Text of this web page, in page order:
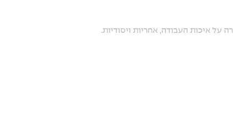
איכות העבודה, אחריות ויסודיות.